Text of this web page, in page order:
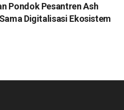
Pondok Pesantren Ash
Digitalisasi Ekosistem